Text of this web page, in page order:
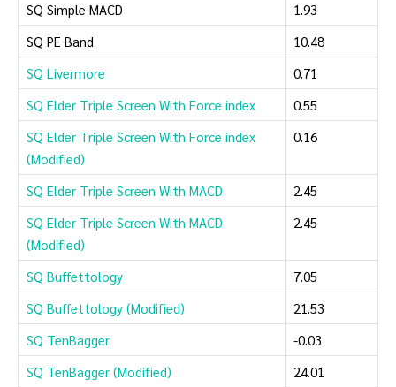
SQ Simple MACD
1.93
SQ PE Band
10.48
SQ Livermore
0.71
SQ Elder Triple Screen With Force index
0.55
SQ Elder Triple Screen With Force index
(Modified)
0.16
SQ Elder Triple Screen With MACD
2.45
SQ Elder Triple Screen With MACD
(Modified)
2.45
SQ Buffettology
7.05
SQ Buffettology (Modified)
21.53
SQ TenBagger
-0.03
SQ TenBagger (Modified)
24.01